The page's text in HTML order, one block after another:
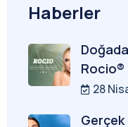
Haberler
Rocio®
28
Gerçek